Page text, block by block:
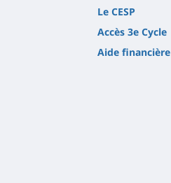
Le CESP
Accès 3e Cycle
Aide financière